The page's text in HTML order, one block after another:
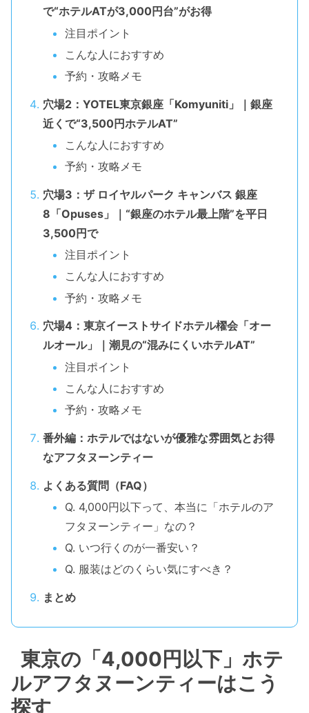
で“ホテルATが3,000円台”がお得
注目ポイント
こんな人におすすめ
予約・攻略メモ
穴場2：YOTEL東京銀座「Komyuniti」｜銀座
近くで“3,500円ホテルAT”
こんな人におすすめ
予約・攻略メモ
穴場3：ザ ロイヤルパーク キャンバス 銀座
8「Opuses」｜“銀座のホテル最上階”を平日
3,500円で
注目ポイント
こんな人におすすめ
予約・攻略メモ
穴場4：東京イーストサイドホテル櫂会「オー
ルオール」｜潮見の“混みにくいホテルAT”
注目ポイント
こんな人におすすめ
予約・攻略メモ
番外編：ホテルではないが優雅な雰囲気とお得
なアフタヌーンティー
よくある質問（FAQ）
Q. 4,000円以下って、本当に「ホテルのア
フタヌーンティー」なの？
Q. いつ行くのが一番安い？
Q. 服装はどのくらい気にすべき？
まとめ
東京の「4,000円以下」ホテ
ルアフタヌーンティーはこう
探す